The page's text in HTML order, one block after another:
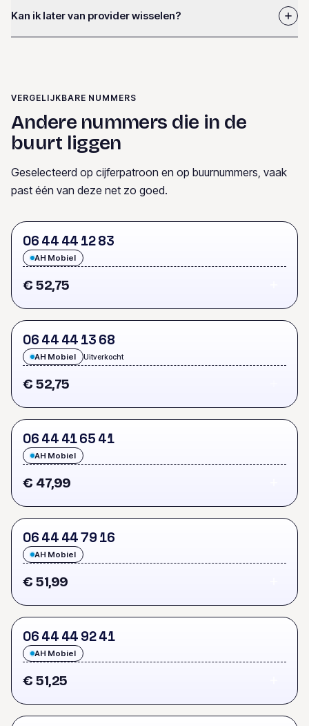
Kan ik later van provider wisselen?
VERGELIJKBARE NUMMERS
Andere nummers die in de
buurt liggen
Geselecteerd op cijferpatroon en op buurnummers, vaak
past één van deze net zo goed.
06 44 44 1283
AH Mobiel
€ 52,75
06 44 44 13 68
AH Mobiel Uitverkocht
€ 52,75
06 44 4165 41
AH Mobiel
€ 47,99
06 44 4479 16
AH Mobiel
€ 51,99
06 44 44 9241
AH Mobiel
€ 51,25